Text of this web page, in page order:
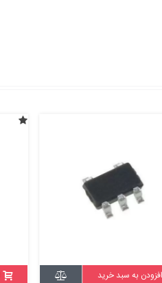
افزودن به سبد خرید